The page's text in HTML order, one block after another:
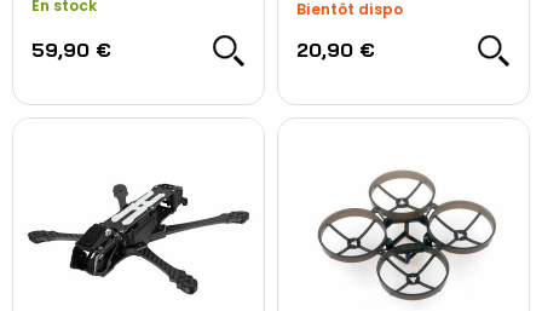
En stock
59,90 €
Bientôt dispo
20,90 €